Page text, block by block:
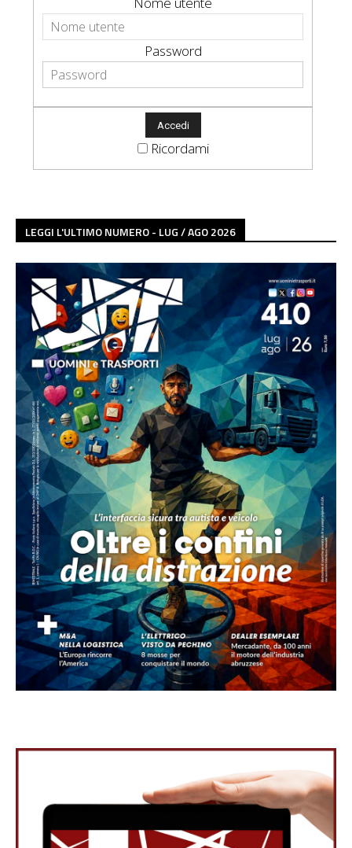
Password
Ricordami
LEGGI L'ULTIMO NUMERO - LUG / AGO 2026